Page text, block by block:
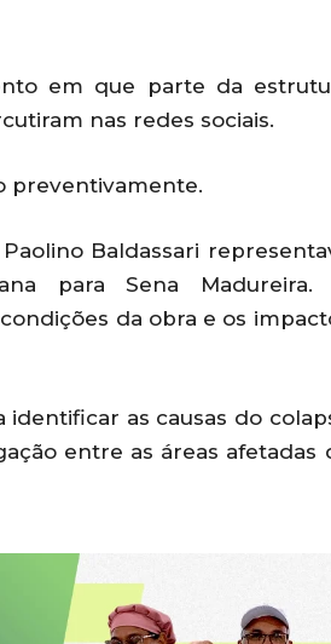
em que parte da
nas redes sociais.
preventivamente.
Baldassari
para Sena Madureira.
da obra e os
identificar as causas do
entre as áreas afetadas